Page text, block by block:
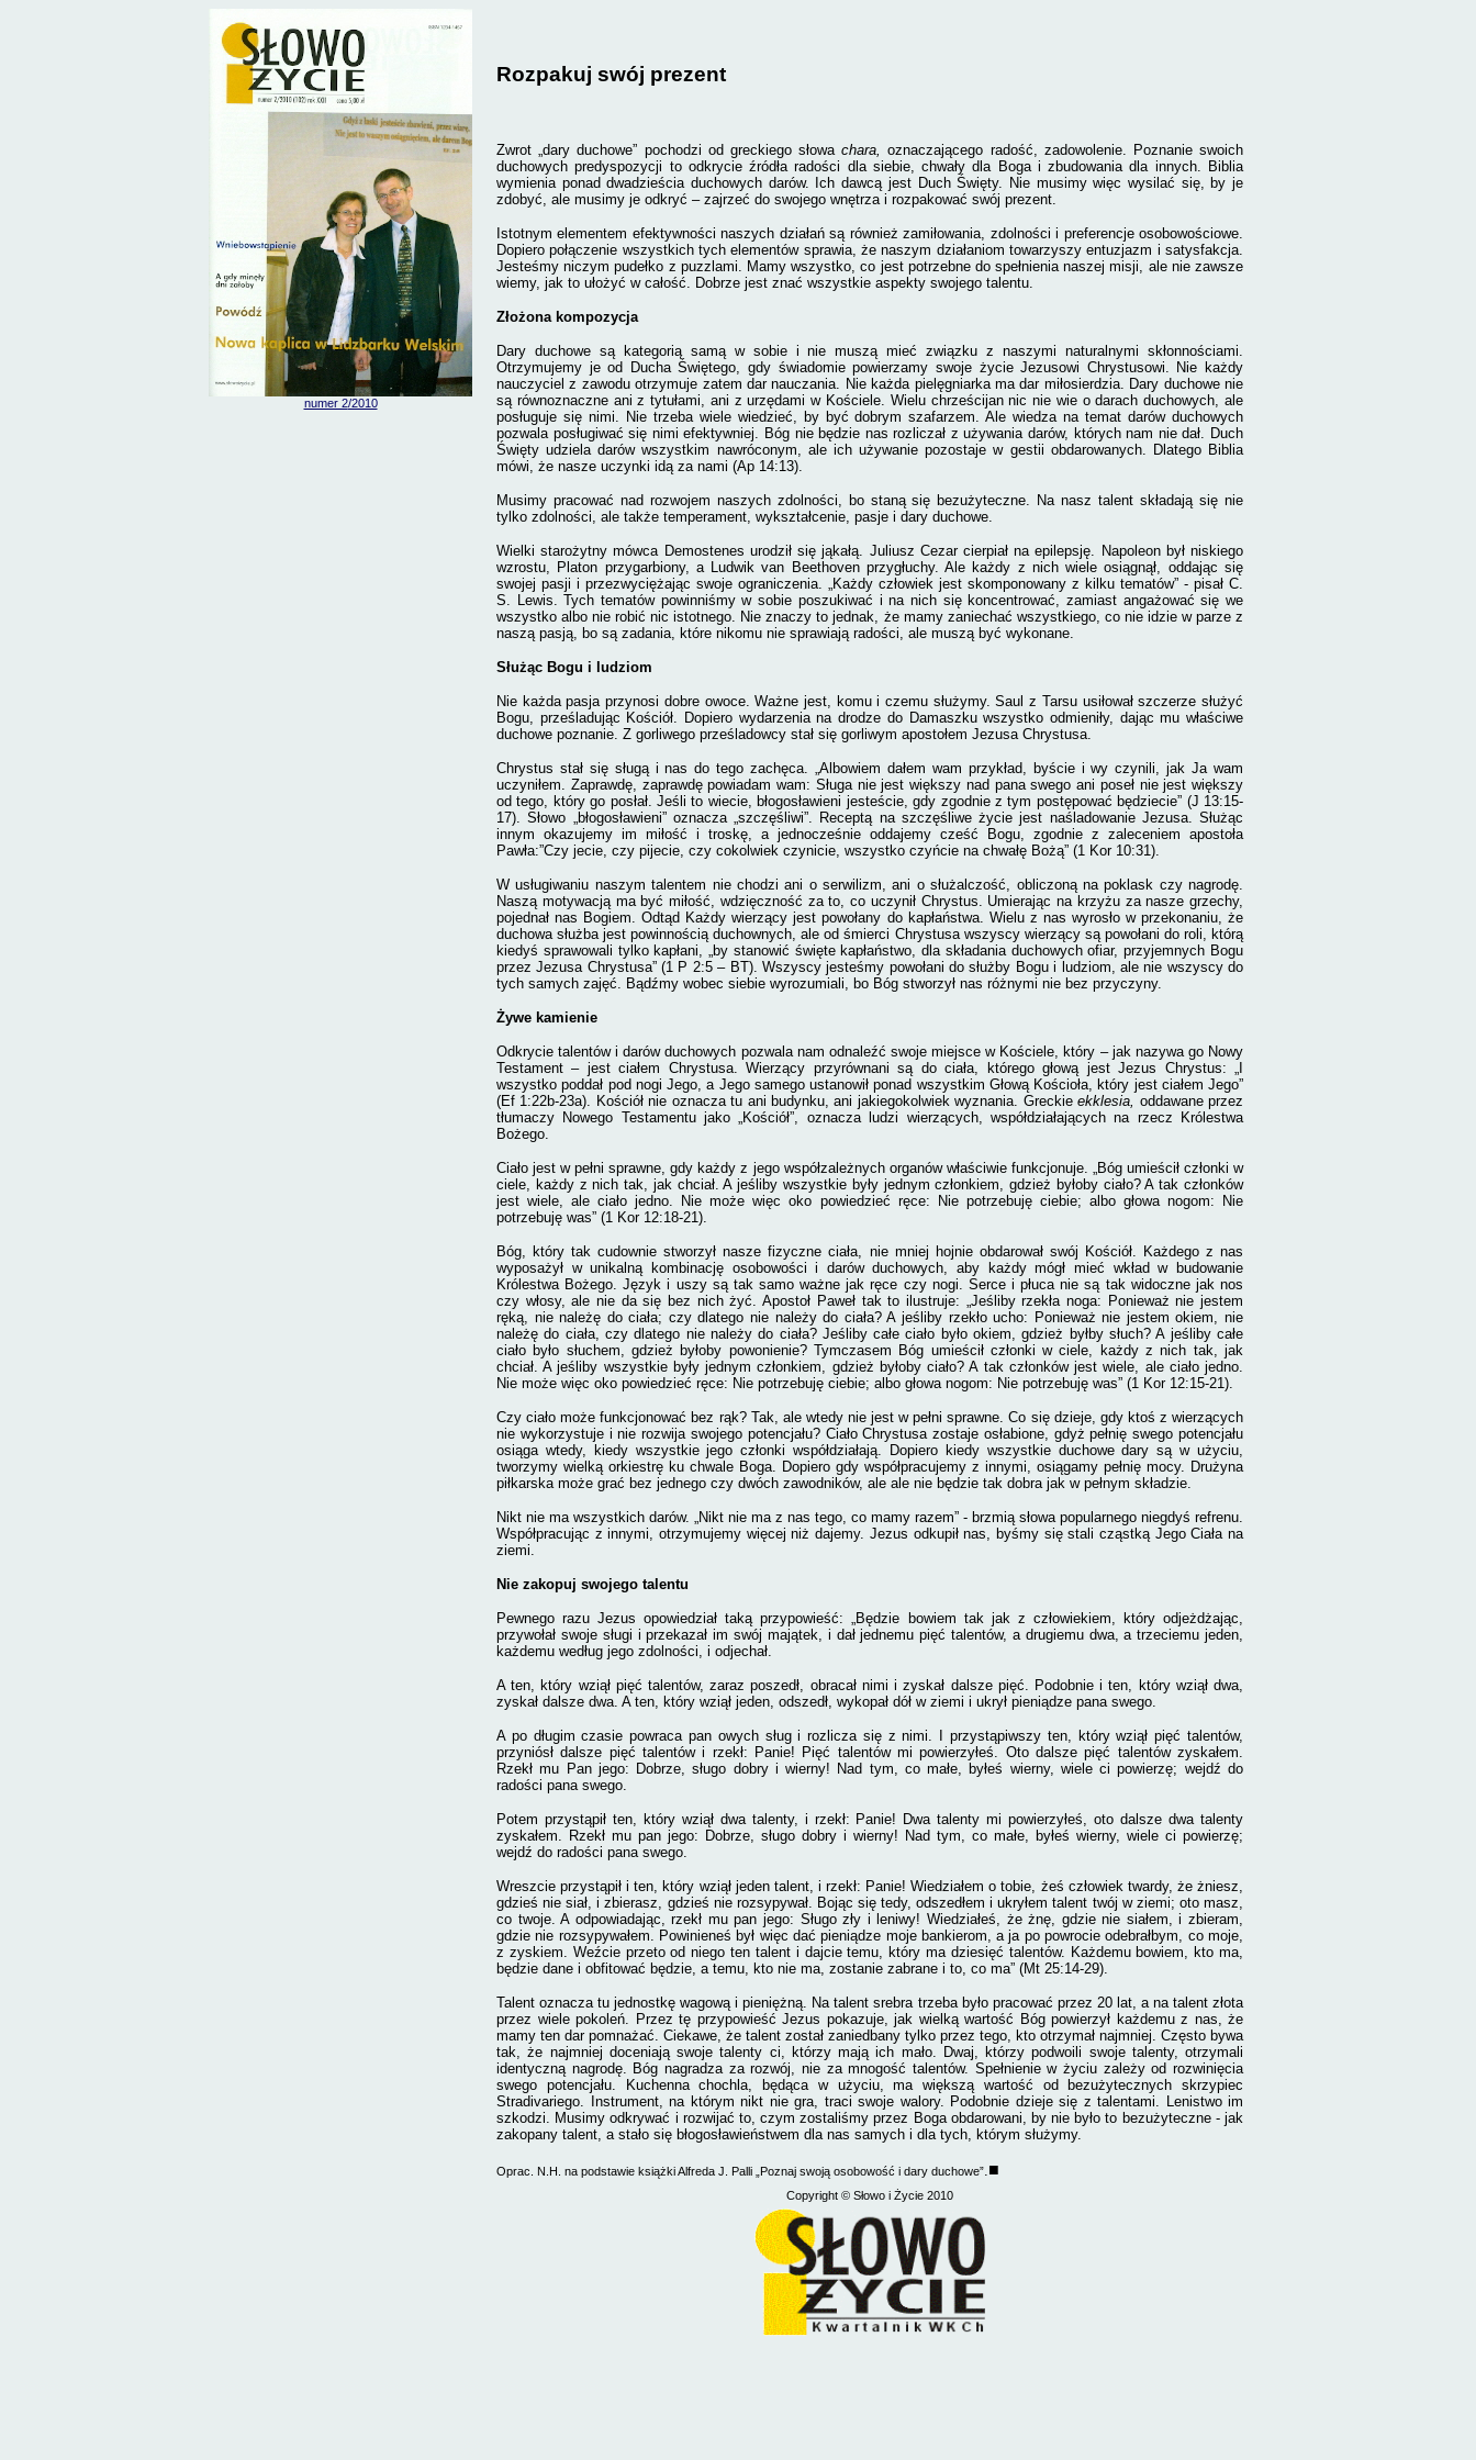
numer 2/2010
Rozpakuj swój prezent
Zwrot „dary duchowe” pochodzi od greckiego słowachara,oznaczającego radość, zadowolenie. Poznanie swoich
duchowych predyspozycji to odkrycie źródła radości dla siebie, chwały dla Boga i zbudowania dla innych. Biblia
wymienia ponad dwadzieścia duchowych darów. Ich dawcą jest Duch Święty. Nie musimy więc wysilać się, by je
zdobyć, ale musimy je odkryć – zajrzeć do swojego wnętrza i rozpakować swój prezent.
Istotnym elementem efektywności naszych działań są również zamiłowania, zdolności i preferencje osobowościowe.
Dopiero połączenie wszystkich tych elementów sprawia, że naszym działaniom towarzyszy entuzjazm i satysfakcja.
Jesteśmy niczym pudełko z puzzlami. Mamy wszystko, co jest potrzebne do spełnienia naszej misji, ale nie zawsze
wiemy, jak to ułożyć w całość. Dobrze jest znać wszystkie aspekty swojego talentu.
Złożona kompozycja
Dary duchowe są kategorią samą w sobie i nie muszą mieć związku z naszymi naturalnymi skłonnościami.
Otrzymujemy je od Ducha Świętego, gdy świadomie powierzamy swoje życie Jezusowi Chrystusowi. Nie każdy
nauczyciel z zawodu otrzymuje zatem dar nauczania. Nie każda pielęgniarka ma dar miłosierdzia. Dary duchowe nie
są równoznaczne ani z tytułami, ani z urzędami w Kościele. Wielu chrześcijan nic nie wie o darach duchowych, ale
posługuje się nimi. Nie trzeba wiele wiedzieć, by być dobrym szafarzem. Ale wiedza na temat darów duchowych
pozwala posługiwać się nimi efektywniej. Bóg nie będzie nas rozliczał z używania darów, których nam nie dał. Duch
Święty udziela darów wszystkim nawróconym, ale ich używanie pozostaje w gestii obdarowanych. Dlatego Biblia
mówi, że nasze uczynki idą za nami (Ap 14:13).
Musimy pracować nad rozwojem naszych zdolności, bo staną się bezużyteczne. Na nasz talent składają się nie
tylko zdolności, ale także temperament, wykształcenie, pasje i dary duchowe.
Wielki starożytny mówca Demostenes urodził się jąkałą. Juliusz Cezar cierpiał na epilepsję. Napoleon był niskiego
wzrostu, Platon przygarbiony, a Ludwik van Beethoven przygłuchy. Ale każdy z nich wiele osiągnął, oddając się
swojej pasji i przezwyciężając swoje ograniczenia. „Każdy człowiek jest skomponowany z kilku tematów” - pisał C.
S. Lewis. Tych tematów powinniśmy w sobie poszukiwać i na nich się koncentrować, zamiast angażować się we
wszystko albo nie robić nic istotnego. Nie znaczy to jednak, że mamy zaniechać wszystkiego, co nie idzie w parze z
naszą pasją, bo są zadania, które nikomu nie sprawiają radości, ale muszą być wykonane.
Służąc Bogu i ludziom
Nie każda pasja przynosi dobre owoce. Ważne jest, komu i czemu służymy. Saul z Tarsu usiłował szczerze służyć
Bogu, prześladując Kościół. Dopiero wydarzenia na drodze do Damaszku wszystko odmieniły, dając mu właściwe
duchowe poznanie. Z gorliwego prześladowcy stał się gorliwym apostołem Jezusa Chrystusa.
Chrystus stał się sługą i nas do tego zachęca. „Albowiem dałem wam przykład, byście i wy czynili, jak Ja wam
uczyniłem. Zaprawdę, zaprawdę powiadam wam: Sługa nie jest większy nad pana swego ani poseł nie jest większy
od tego, który go posłał. Jeśli to wiecie, błogosławieni jesteście, gdy zgodnie z tym postępować będziecie” (J 13:15-
17). Słowo „błogosławieni” oznacza „szczęśliwi”. Receptą na szczęśliwe życie jest naśladowanie Jezusa. Służąc
innym okazujemy im miłość i troskę, a jednocześnie oddajemy cześć Bogu, zgodnie z zaleceniem apostoła
Pawła:”Czy jecie, czy pijecie, czy cokolwiek czynicie, wszystko czyńcie na chwałę Bożą” (1 Kor 10:31).
W usługiwaniu naszym talentem nie chodzi ani o serwilizm, ani o służalczość, obliczoną na poklask czy nagrodę.
Naszą motywacją ma być miłość, wdzięczność za to, co uczynił Chrystus. Umierając na krzyżu za nasze grzechy,
pojednał nas Bogiem. Odtąd Każdy wierzący jest powołany do kapłaństwa. Wielu z nas wyrosło w przekonaniu, że
duchowa służba jest powinnością duchownych, ale od śmierci Chrystusa wszyscy wierzący są powołani do roli, którą
kiedyś sprawowali tylko kapłani, „by stanowić święte kapłaństwo, dla składania duchowych ofiar, przyjemnych Bogu
przez Jezusa Chrystusa” (1 P 2:5 – BT). Wszyscy jesteśmy powołani do służby Bogu i ludziom, ale nie wszyscy do
tych samych zajęć. Bądźmy wobec siebie wyrozumiali, bo Bóg stworzył nas różnymi nie bez przyczyny.
Żywe kamienie
Odkrycie talentów i darów duchowych pozwala nam odnaleźć swoje miejsce w Kościele, który – jak nazywa go Nowy
Testament – jest ciałem Chrystusa. Wierzący przyrównani są do ciała, którego głową jest Jezus Chrystus: „I
wszystko poddał pod nogi Jego, a Jego samego ustanowił ponad wszystkim Głową Kościoła, który jest ciałem Jego”
(Ef 1:22b-23a). Kościół nie oznacza tu ani budynku, ani jakiegokolwiek wyznania. Greckieekklesia, oddawane przez
tłumaczy Nowego Testamentu jako „Kościół”, oznacza ludzi wierzących, współdziałających na rzecz Królestwa
Bożego.
Ciało jest w pełni sprawne, gdy każdy z jego współzależnych organów właściwie funkcjonuje. „Bóg umieścił członki w
ciele, każdy z nich tak, jak chciał. A jeśliby wszystkie były jednym członkiem, gdzież byłoby ciało? A tak członków
jest wiele, ale ciało jedno. Nie może więc oko powiedzieć ręce: Nie potrzebuję ciebie; albo głowa nogom: Nie
potrzebuję was” (1 Kor 12:18-21).
Bóg, który tak cudownie stworzył nasze fizyczne ciała, nie mniej hojnie obdarował swój Kościół. Każdego z nas
wyposażył w unikalną kombinację osobowości i darów duchowych, aby każdy mógł mieć wkład w budowanie
Królestwa Bożego. Język i uszy są tak samo ważne jak ręce czy nogi. Serce i płuca nie są tak widoczne jak nos
czy włosy, ale nie da się bez nich żyć. Apostoł Paweł tak to ilustruje: „Jeśliby rzekła noga: Ponieważ nie jestem
ręką, nie należę do ciała; czy dlatego nie należy do ciała? A jeśliby rzekło ucho: Ponieważ nie jestem okiem, nie
należę do ciała, czy dlatego nie należy do ciała? Jeśliby całe ciało było okiem, gdzież byłby słuch? A jeśliby całe
ciało było słuchem, gdzież byłoby powonienie? Tymczasem Bóg umieścił członki w ciele, każdy z nich tak, jak
chciał. A jeśliby wszystkie były jednym członkiem, gdzież byłoby ciało? A tak członków jest wiele, ale ciało jedno.
Nie może więc oko powiedzieć ręce: Nie potrzebuję ciebie; albo głowa nogom: Nie potrzebuję was” (1 Kor 12:15-21).
Czy ciało może funkcjonować bez rąk? Tak, ale wtedy nie jest w pełni sprawne. Co się dzieje, gdy ktoś z wierzących
nie wykorzystuje i nie rozwija swojego potencjału? Ciało Chrystusa zostaje osłabione, gdyż pełnię swego potencjału
osiąga wtedy, kiedy wszystkie jego członki współdziałają. Dopiero kiedy wszystkie duchowe dary są w użyciu,
tworzymy wielką orkiestrę ku chwale Boga. Dopiero gdy współpracujemy z innymi, osiągamy pełnię mocy. Drużyna
piłkarska może grać bez jednego czy dwóch zawodników, ale ale nie będzie tak dobra jak w pełnym składzie.
Nikt nie ma wszystkich darów. „Nikt nie ma z nas tego, co mamy razem” - brzmią słowa popularnego niegdyś refrenu.
Współpracując z innymi, otrzymujemy więcej niż dajemy. Jezus odkupił nas, byśmy się stali cząstką Jego Ciała na
ziemi.
Nie zakopuj swojego talentu
Pewnego razu Jezus opowiedział taką przypowieść: „Będzie bowiem tak jak z człowiekiem, który odjeżdżając,
przywołał swoje sługi i przekazał im swój majątek, i dał jednemu pięć talentów, a drugiemu dwa, a trzeciemu jeden,
każdemu według jego zdolności, i odjechał.
A ten, który wziął pięć talentów, zaraz poszedł, obracał nimi i zyskał dalsze pięć. Podobnie i ten, który wziął dwa,
zyskał dalsze dwa. A ten, który wziął jeden, odszedł, wykopał dół w ziemi i ukrył pieniądze pana swego.
A po długim czasie powraca pan owych sług i rozlicza się z nimi. I przystąpiwszy ten, który wziął pięć talentów,
przyniósł dalsze pięć talentów i rzekł: Panie! Pięć talentów mi powierzyłeś. Oto dalsze pięć talentów zyskałem.
Rzekł mu Pan jego: Dobrze, sługo dobry i wierny! Nad tym, co małe, byłeś wierny, wiele ci powierzę; wejdź do
radości pana swego.
Potem przystąpił ten, który wziął dwa talenty, i rzekł: Panie! Dwa talenty mi powierzyłeś, oto dalsze dwa talenty
zyskałem. Rzekł mu pan jego: Dobrze, sługo dobry i wierny! Nad tym, co małe, byłeś wierny, wiele ci powierzę;
wejdź do radości pana swego.
Wreszcie przystąpił i ten, który wziął jeden talent, i rzekł: Panie! Wiedziałem o tobie, żeś człowiek twardy, że żniesz,
gdzieś nie siał, i zbierasz, gdzieś nie rozsypywał. Bojąc się tedy, odszedłem i ukryłem talent twój w ziemi; oto masz,
co twoje. A odpowiadając, rzekł mu pan jego: Sługo zły i leniwy! Wiedziałeś, że żnę, gdzie nie siałem, i zbieram,
gdzie nie rozsypywałem. Powinieneś był więc dać pieniądze moje bankierom, a ja po powrocie odebrałbym, co moje,
z zyskiem. Weźcie przeto od niego ten talent i dajcie temu, który ma dziesięć talentów. Każdemu bowiem, kto ma,
będzie dane i obfitować będzie, a temu, kto nie ma, zostanie zabrane i to, co ma” (Mt 25:14-29).
Talent oznacza tu jednostkę wagową i pieniężną. Na talent srebra trzeba było pracować przez 20 lat, a na talent złota
przez wiele pokoleń. Przez tę przypowieść Jezus pokazuje, jak wielką wartość Bóg powierzył każdemu z nas, że
mamy ten dar pomnażać. Ciekawe, że talent został zaniedbany tylko przez tego, kto otrzymał najmniej. Często bywa
tak, że najmniej doceniają swoje talenty ci, którzy mają ich mało. Dwaj, którzy podwoili swoje talenty, otrzymali
identyczną nagrodę. Bóg nagradza za rozwój, nie za mnogość talentów. Spełnienie w życiu zależy od rozwinięcia
swego potencjału. Kuchenna chochla, będąca w użyciu, ma większą wartość od bezużytecznych skrzypiec
Stradivariego. Instrument, na którym nikt nie gra, traci swoje walory. Podobnie dzieje się z talentami. Lenistwo im
szkodzi. Musimy odkrywać i rozwijać to, czym zostaliśmy przez Boga obdarowani, by nie było to bezużyteczne - jak
zakopany talent, a stało się błogosławieństwem dla nas samych i dla tych, którym służymy.
Oprac. N.H. na podstawie książki Alfreda J. Palli „Poznaj swoją osobowość i dary duchowe”.■
Copyright © Słowo i Życie 2010